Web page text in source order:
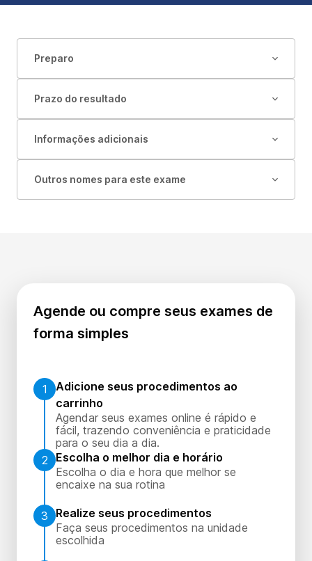
Preparo
Prazo do resultado
Informações adicionais
Outros nomes para este exame
Agende ou compre seus exames de
forma simples
1
Adicione seus procedimentos ao
carrinho
Agendar seus exames online é rápido e
fácil, trazendo conveniência e praticidade
para o seu dia a dia.
2
Escolha o melhor dia e horário
Escolha o dia e hora que melhor se
encaixe na sua rotina
3
Realize seus procedimentos
Faça seus procedimentos na unidade
escolhida